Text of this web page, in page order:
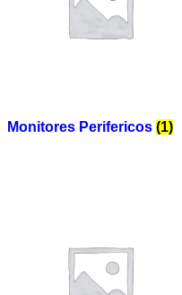
Monitores Perifericos (1)